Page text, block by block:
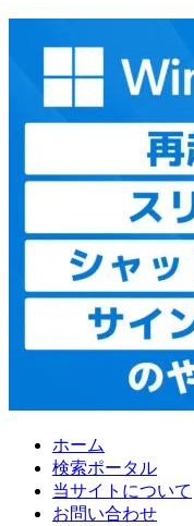
ホーム
検索ポータル
当サイトについて
お問い合わせ